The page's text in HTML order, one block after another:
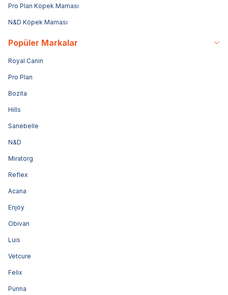
Pro Plan Köpek Maması
N&D Köpek Maması
Popüler Markalar
Royal Canin
Pro Plan
Bozita
Hills
Sanebelle
N&D
Miratorg
Reflex
Acana
Enjoy
Obivan
Luis
Vetcure
Felix
Purina